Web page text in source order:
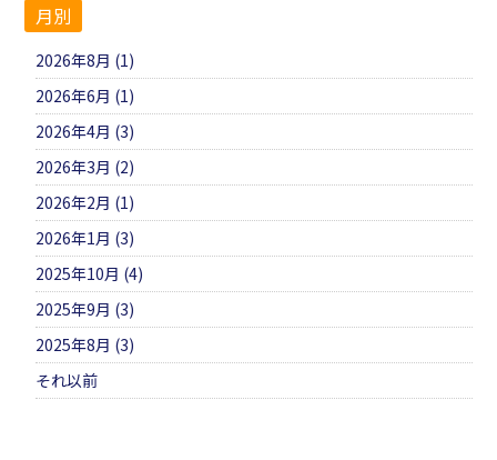
月別
2026年8月 (1)
2026年6月 (1)
2026年4月 (3)
2026年3月 (2)
2026年2月 (1)
2026年1月 (3)
2025年10月 (4)
2025年9月 (3)
2025年8月 (3)
それ以前